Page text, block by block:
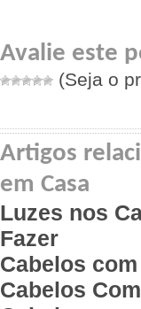
Avalie este
(Seja o
Artigos
em Casa
Luzes nos
Fazer
Cabelos
Cabelos